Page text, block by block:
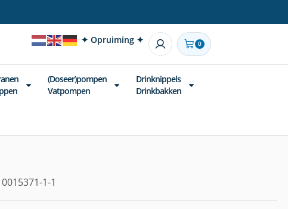
✦ Opruiming ✦ 0
(Doseer)pompen
Vatpompen
Drinknippels
Drinkbakken
1-1